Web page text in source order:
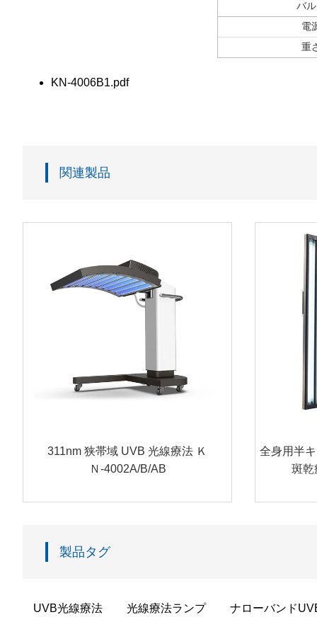
バ
電
重
KN-4006B1.pdf
関連製品
311nm 狭帯域 UVB 光線療法 Ｋ
Ｎ-4002A/B/AB
全身用半
斑乾
製品タグ
UVB光線療法 光線療法ランプ ナローバンド